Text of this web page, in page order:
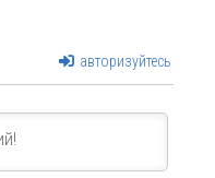
авторизуйтесь